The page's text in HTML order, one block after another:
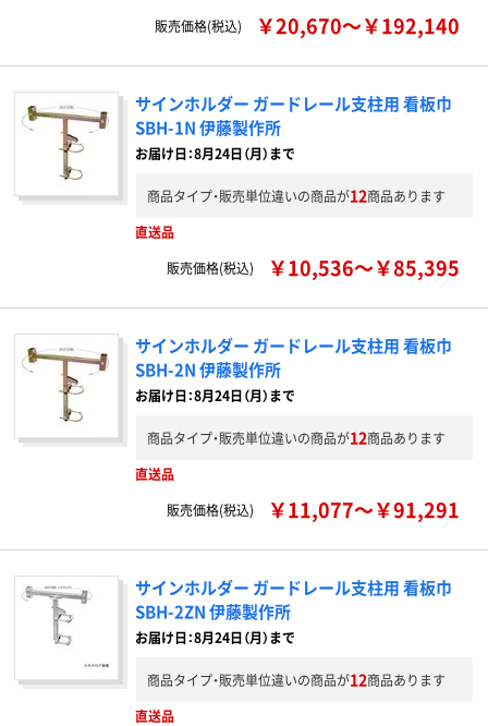
販売価格(税込)
￥20,670～￥192,140
サインホルダー ガードレール支柱用 看板巾
SBH-1N 伊藤製作所
お届け日：8月24日（月）まで
商品タイプ・販売単位違いの商品が12商品あります
直送品
販売価格(税込)
￥10,536～￥85,395
サインホルダー ガードレール支柱用 看板巾
SBH-2N 伊藤製作所
お届け日：8月24日（月）まで
商品タイプ・販売単位違いの商品が12商品あります
直送品
販売価格(税込)
￥11,077～￥91,291
サインホルダー ガードレール支柱用 看板巾
SBH-2ZN 伊藤製作所
お届け日：8月24日（月）まで
商品タイプ・販売単位違いの商品が12商品あります
直送品